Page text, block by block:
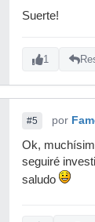
Suerte!
1
#5 por
Ok,
seguiré
saludo